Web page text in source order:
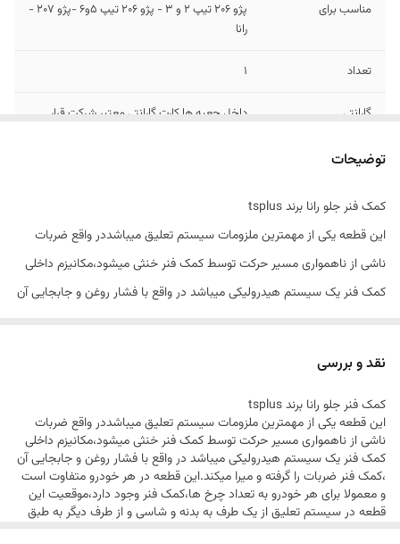
مناسب برای
پژو 206 تیپ 2 و 3 - پژو 206 تیپ 5و6 -پژو 207 -
رانا
تعداد 1
گارانتی
داخل جعبه ها کارت گارانتی معتبر شرکت قرار
توضیحات
کمک فنر جلو رانا برند tsplus
این قطعه یکی از مهمترین ملزومات سیستم تعلیق میباشددر واقع ضربات
ناشی از ناهمواری مسیر حرکت توسط کمک فنر خنثی میشود،مکانیزم داخلی
کمک فنر یک سیستم هیدرولیکی میباشد در واقع با فشار روغن و جابجایی آن
پایین چرخ متصل میشود.
کمک فنر جلو چپ رانا برند tsplus یکی از کمک فنرهای فراوری (بازسازی) شده
توسط شرکت تولیدکننده فنر خودرو میباشد که کلیه قطعات داخلی آن توسط
باکیفیت ترین قطعات تعویض گردیده است . به همین خاطر شرکت سازنده با
اطمینان خاطر این محصول را گارانتی میکند.
نقد و بررسی
کمک فنر جلو رانا برند tsplus
این قطعه یکی از مهمترین ملزومات سیستم تعلیق میباشددر واقع ضربات
ناشی از ناهمواری مسیر حرکت توسط کمک فنر خنثی میشود،مکانیزم داخلی
کمک فنر یک سیستم هیدرولیکی میباشد در واقع با فشار روغن و جابجایی آن
،کمک فنر ضربات را گرفته و میرا میکند.این قطعه در هر خودرو متفاوت است
و معمولا برای هر خودرو به تعداد چرخ ها،کمک فنر وجود دارد،موقعیت این
قطعه در سیستم تعلیق از یک طرف به بدنه و شاسی و از طرف دیگر به طبق